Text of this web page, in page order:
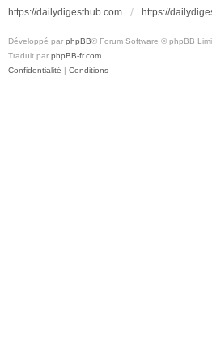
https://dailydigesthub.com https://
Développé par phpBB® Forum Software © phpBB
Traduit par phpBB-fr.com
Confidentialité | Conditions